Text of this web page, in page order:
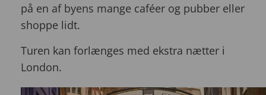
på en af byens mange caféer og pubber eller
shoppe lidt.
Turen kan forlænges med ekstra nætter i
London.